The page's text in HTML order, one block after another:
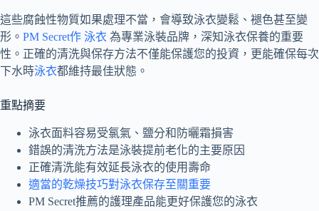
這些腐蝕性物質如果處理不當，會導致泳衣變鬆、褪色甚至變
形。 PM Secret作 泳衣 為專業泳裝品牌，深知泳衣保養的重要
性。正確的清洗與保存方法不僅能保護您的投資，更能確保每次
下水時泳衣都維持最佳狀態。
重點摘要
泳衣面料容易受氯氣、鹽分和防曬霜損害
錯誤的清洗方法是泳裝提前老化的主要原因
正確清洗能有效延長泳衣的使用壽命
適當的乾燥技巧對泳衣保存至關重要
PM Secret推薦的護理產品能更好保護您的泳衣